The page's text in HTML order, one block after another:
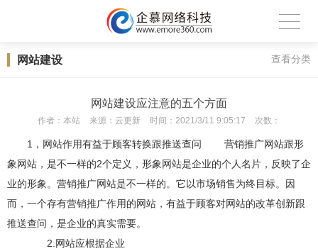
网站建设 查看分类
网站建设应注意的五个方面
作者： 本站 来源： 云更新 时间： 2021/3/11 9:05:17 次数：
1，网站作用有益于顾客转换跟推送查问 营销推广网站跟形
象网站，是不一样的2个定义，形象网站是企业的个人名片，反映了企
业的形象。营销推广网站是不一样的。它以市场销售为终目标。因
而，一个存有营销推广作用的网站，有益于顾客对网站的改革创新跟
推送查问，是企业的真实需要。
2.网站应根据企业